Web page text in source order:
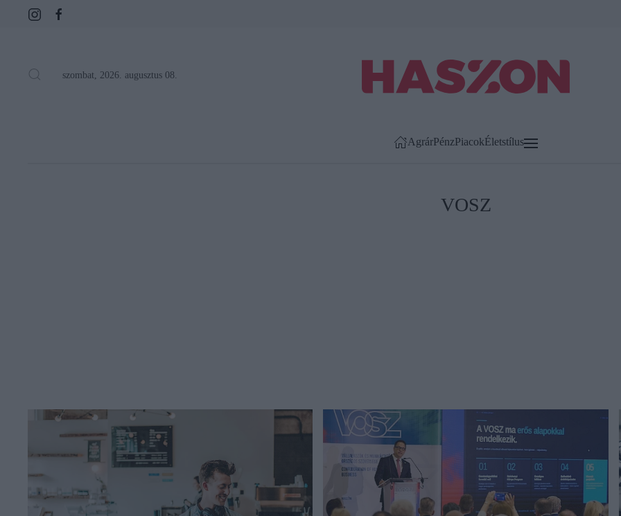
szombat, 2026. augusztus 08.
AgrárPénzPiacokÉletstílus
VOSZ